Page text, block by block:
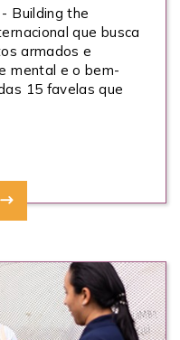
Building the
que busca
armados e
mental e o bem-
15 favelas que